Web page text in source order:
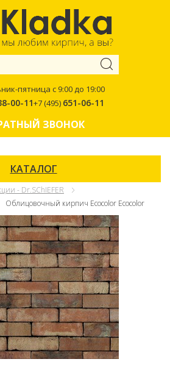
пятница с 9:00 до 19:00
00-11+7 (495) 651-06-11
ЗВОНОК
КАТАЛОГ
- Dr.SChIEFER
Облицовочный кирпич Ecocolor Ecocolor